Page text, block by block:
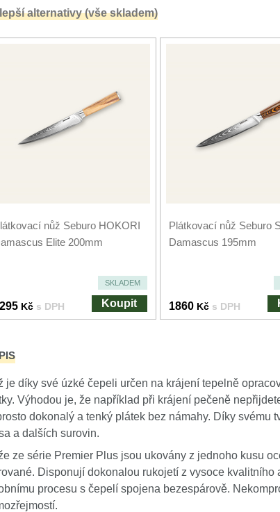
alternativy (vše skladem)
nůž Seburo HOKORI
Elite 200mm
SKLADEM
Kč s DPH Koupit
Plátkovací nůž Seburo
Damascus 195mm
1860 Kč s DPH
je díky své úzké čepeli určen na krájení tepelně
Výhodou je, že například při krájení pečeně
dokonalý a tenký plátek bez námahy. Díky svému
a dalších surovin.
ze série Premier Plus jsou ukovány z jednoho kusu
Disponují dokonalou rukojetí z vysoce
procesu s čepelí spojena bezespárově.